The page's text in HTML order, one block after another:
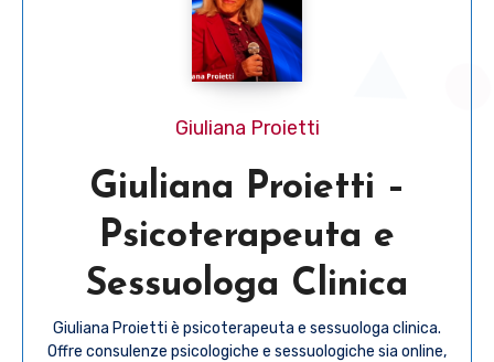
Giuliana Proietti
Giuliana Proietti –
Psicoterapeuta e
Sessuologa Clinica
Giuliana Proietti è psicoterapeuta e sessuologa clinica.
Offre consulenze psicologiche e sessuologiche sia online,